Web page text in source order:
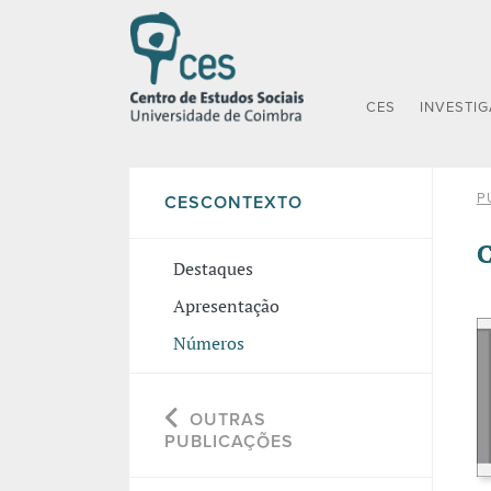
CES
CESCONTEXTO
Destaques
Apresentação
Números
OUTRAS
PUBLICAÇÕES